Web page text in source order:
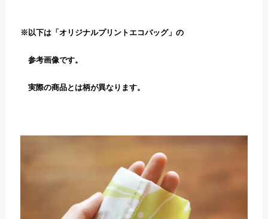
※以下は「オリジナルプリントエコバッグ」の
参考画像です。
実際の商品とは柄が異なります。